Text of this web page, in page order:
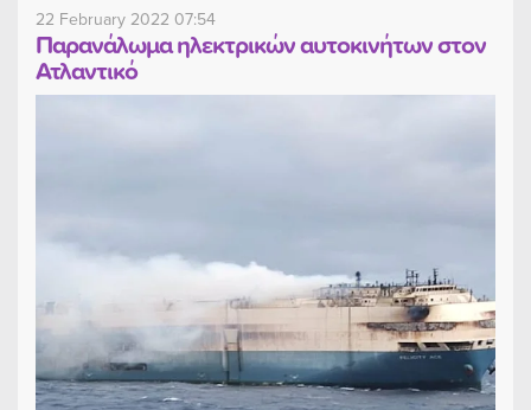
22 February 2022 07:54
Παρανάλωμα ηλεκτρικών αυτοκινήτων στον
Ατλαντικό